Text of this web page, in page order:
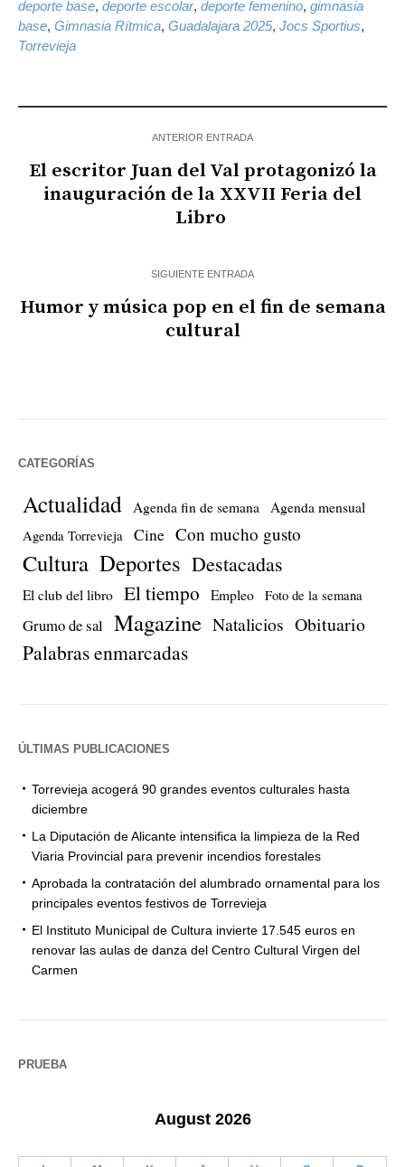
deporte base, deporte escolar, deporte femenino, gimnasia
base, Gimnasia Rítmica, Guadalajara 2025, Jocs Sportius,
Torrevieja
ANTERIOR ENTRADA
El escritor Juan del Val protagonizó la
inauguración de la XXVII Feria del
Libro
SIGUIENTE ENTRADA
Humor y música pop en el fin de semana
cultural
CATEGORÍAS
Actualidad Agenda fin de semana Agenda mensual
Agenda Torrevieja Cine Con mucho gusto
Cultura Deportes Destacadas
El club del libro El tiempo Empleo Foto de la semana
Grumo de sal Magazine Natalicios Obituario
Palabras enmarcadas
ÚLTIMAS PUBLICACIONES
Torrevieja acogerá 90 grandes eventos culturales hasta
diciembre
La Diputación de Alicante intensifica la limpieza de la Red
Viaria Provincial para prevenir incendios forestales
Aprobada la contratación del alumbrado ornamental para los
principales eventos festivos de Torrevieja
El Instituto Municipal de Cultura invierte 17.545 euros en
renovar las aulas de danza del Centro Cultural Virgen del
Carmen
PRUEBA
August 2026